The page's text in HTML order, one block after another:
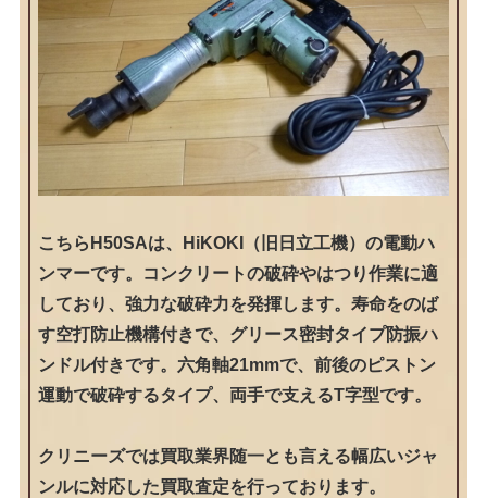
こちらH50SAは、HiKOKI（旧日立工機）の電動ハ
ンマーです。コンクリートの破砕やはつり作業に適
しており、強力な破砕力を発揮します。寿命をのば
す空打防止機構付きで、グリース密封タイプ防振ハ
ンドル付きです。六角軸21mmで、前後のピストン
運動で破砕するタイプ、両手で支えるT字型です。
クリニーズでは買取業界随一とも言える幅広いジャ
ンルに対応した買取査定を行っております。